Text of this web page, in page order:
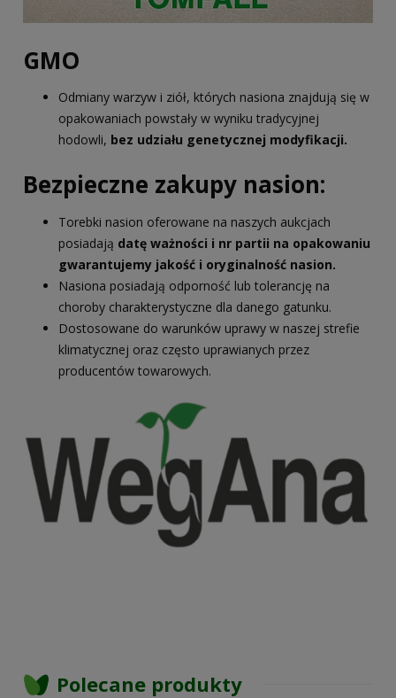
GMO
Odmiany warzyw i ziół, których nasiona znajdują się w
opakowaniach powstały w wyniku tradycyjnej
hodowli, bez udziału genetycznej modyfikacji.
Bezpieczne zakupy nasion:
Torebki nasion oferowane na naszych aukcjach
posiadają datę ważności i nr partii na opakowaniu
gwarantujemy jakość i oryginalność nasion.
Nasiona posiadają odporność lub tolerancję na
choroby charakterystyczne dla danego gatunku.
Dostosowane do warunków uprawy w naszej strefie
klimatycznej oraz często uprawianych przez
producentów towarowych.
Polecane produkty